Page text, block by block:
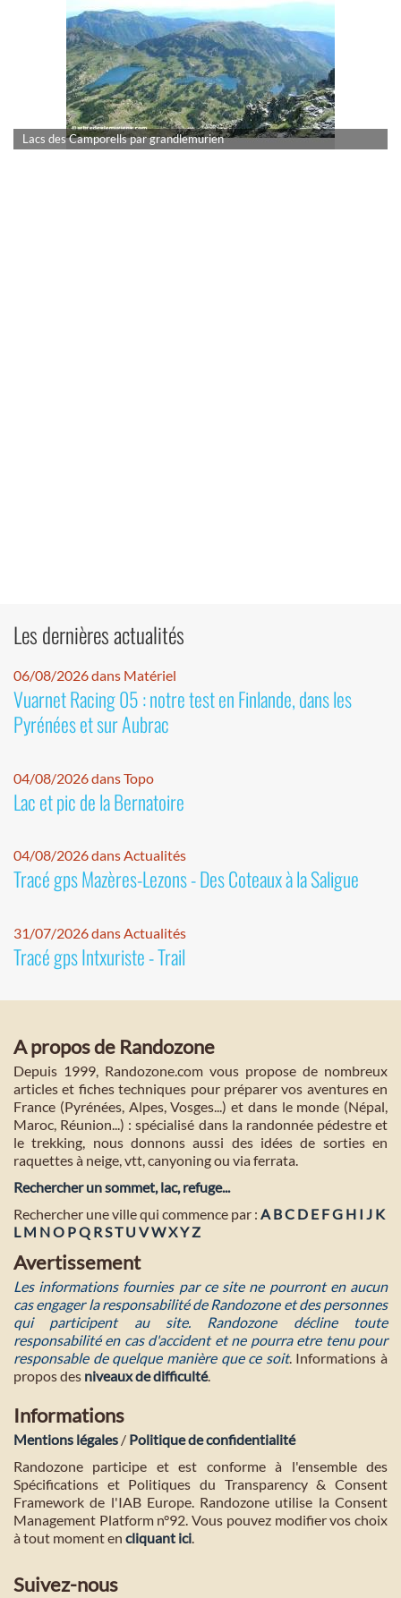
Lacs des Camporells par grandlemurien
Les dernières actualités
06/08/2026 dans Matériel
Vuarnet Racing 05 : notre test en Finlande, dans les
Pyrénées et sur Aubrac
04/08/2026 dans Topo
Lac et pic de la Bernatoire
04/08/2026 dans Actualités
Tracé gps Mazères-Lezons - Des Coteaux à la Saligue
31/07/2026 dans Actualités
Tracé gps Intxuriste - Trail
A propos de Randozone
Depuis 1999, Randozone.com vous propose de nombreux
articles et fiches techniques pour préparer vos aventures en
France (Pyrénées, Alpes, Vosges...) et dans le monde (Népal,
Maroc, Réunion...) : spécialisé dans la randonnée pédestre et
le trekking, nous donnons aussi des idées de sorties en
raquettes à neige, vtt, canyoning ou via ferrata.
Rechercher un sommet, lac, refuge...
Rechercher une ville qui commence par : A BC D E FG H I J K
L M NO PQ RST U VWXYZ
Avertissement
Les informations fournies par ce site ne pourront en aucun
cas engager la responsabilité de Randozone et des personnes
qui participent au site. Randozone décline toute
responsabilité en cas d'accident et ne pourra etre tenu pour
responsable de quelque manière que ce soit. Informations à
propos des niveaux de difficulté.
Informations
Mentions légales / Politique de confidentialité
Randozone participe et est conforme à l'ensemble des
Spécifications et Politiques du Transparency & Consent
Framework de l'IAB Europe. Randozone utilise la Consent
Management Platform n°92. Vous pouvez modifier vos choix
à tout moment en cliquant ici.
Suivez-nous